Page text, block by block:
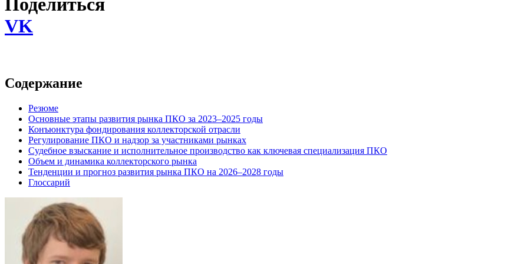
Поделиться
VK
Содержание
Резюме
Основные этапы развития рынка ПКО за 2023–2025 годы
Конъюнктура фондирования коллекторской отрасли
Регулирование ПКО и надзор за участниками рынках
Судебное взыскание и исполнительное производство как ключевая специализация ПКО
Объем и динамика коллекторского рынка
Тенденции и прогноз развития рынка ПКО на 2026–2028 годы
Глоссарий